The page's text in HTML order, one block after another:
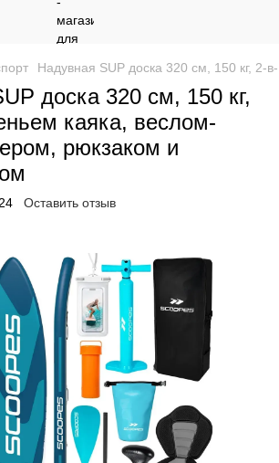
Надувная SUP доска 320 см, 150 кг,
доска 320 см, 150 кг,
каяка, веслом-
рюкзаком и
Оставить отзыв